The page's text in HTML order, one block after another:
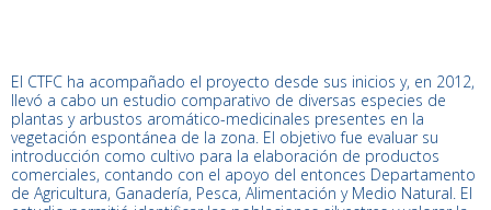
El CTFC ha acompañado el proyecto desde sus inicios y, en 2012,
llevó a cabo un estudio comparativo de diversas especies de
plantas y arbustos aromático-medicinales presentes en la
vegetación espontánea de la zona. El objetivo fue evaluar su
introducción como cultivo para la elaboración de productos
comerciales, contando con el apoyo del entonces Departamento
de Agricultura, Ganadería, Pesca, Alimentación y Medio Natural. El